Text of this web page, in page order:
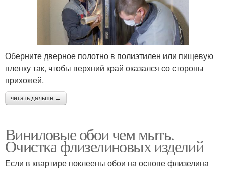
Оберните дверное полотно в полиэтилен или пищевую
пленку так, чтобы верхний край оказался со стороны
прихожей.
читать дальше →
Виниловые обои чем мыть.
Очистка флизелиновых изделий
Если в квартире поклеены обои на основе флизелина